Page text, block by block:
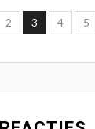
2 3 4 5